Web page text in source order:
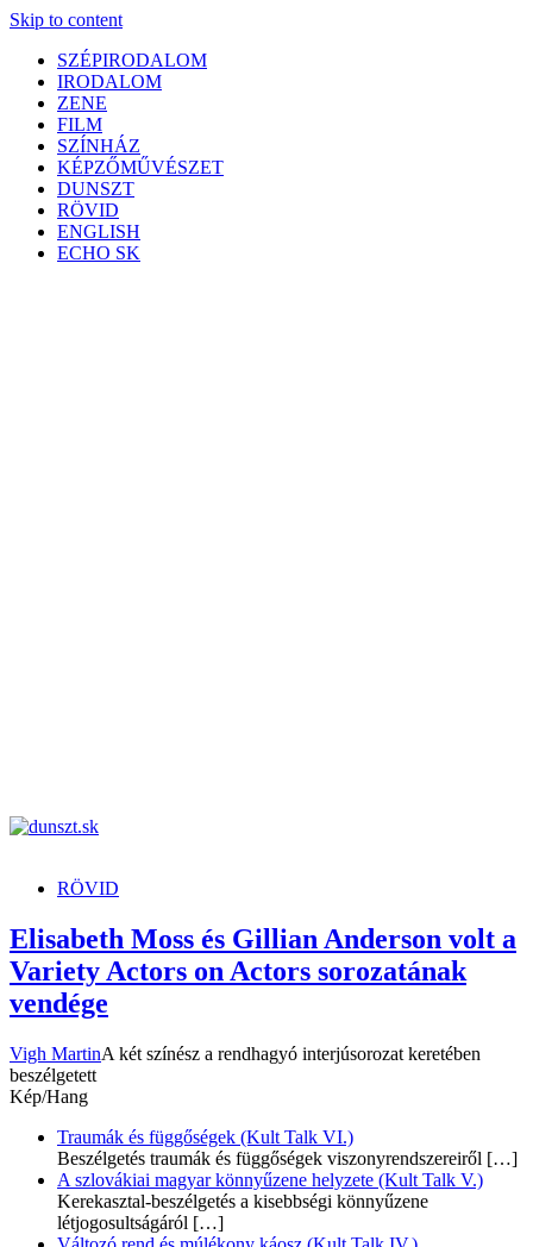
Skip to content
SZÉPIRODALOM
IRODALOM
ZENE
FILM
SZÍNHÁZ
KÉPZŐMŰVÉSZET
DUNSZT
RÖVID
ENGLISH
ECHO SK
RÖVID
Elisabeth Moss és Gillian Anderson volt a
Variety Actors on Actors sorozatának
vendége
Vigh MartinA két színész a rendhagyó interjúsorozat keretében
beszélgetett
Kép/Hang
Traumák és függőségek (Kult Talk VI.)
Beszélgetés traumák és függőségek viszonyrendszereiről […]
A szlovákiai magyar könnyűzene helyzete (Kult Talk V.)
Kerekasztal-beszélgetés a kisebbségi könnyűzene
létjogosultságáról […]